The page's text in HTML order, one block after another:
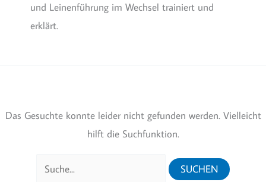
und Leinenführung im Wechsel trainiert und
erklärt.
Das Gesuchte konnte leider nicht gefunden werden. Vielleicht
hilft die Suchfunktion.
Suchen